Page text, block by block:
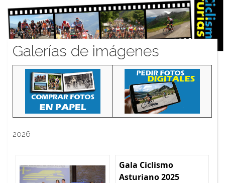
Galerías de imágenes
2026
Gala Ciclismo
Asturiano 2025